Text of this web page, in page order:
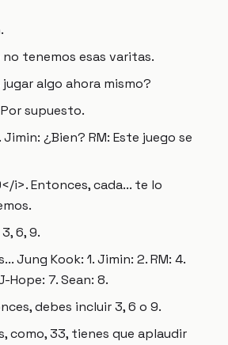
no tenemos esas varitas.
jugar algo ahora mismo?
Por supuesto.
Jimin: ¿Bien? RM: Este juego se
i>. Entonces, cada... te lo
6, 9.
Jung Kook: 1. Jimin: 2. RM: 4.
Hope: 7. Sean: 8.
debes incluir 3, 6 o 9.
como, 33, tienes que aplaudir